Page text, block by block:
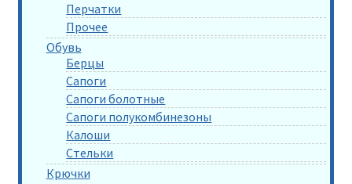
Перчатки
Прочее
Обувь
Берцы
Сапоги
Сапоги болотные
Сапоги полукомбинезоны
Калоши
Стельки
Крючки